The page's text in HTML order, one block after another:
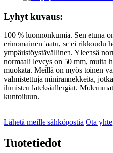
Lyhyt kuvaus:
100 % luonnonkumia. Sen etuna
erinomainen laatu, se ei rikkoudu
ympäristöystävällinen. Yleensä
normaali leveys on 50 mm, muita
muokata. Meillä on myös toinen
valmistettuja minirannekkeita,
ihmisten lateksiallergiat.
kuntoiluun.
Lähetä meille sähköpostia Ota
Tuotetiedot